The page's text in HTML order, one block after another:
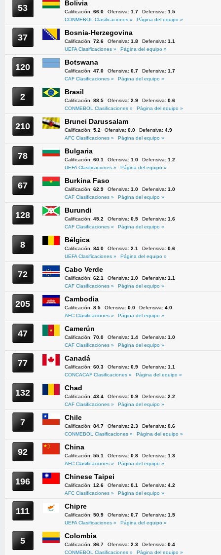
53 Bolivia
Calificación: 66.0 Ofensiva: 1.7 Defensiva: 1.5
CONMEBOL Clasificaciones »
Página del equipo »
37 Bosnia-Herzegovina
Calificación: 72.6 Ofensiva: 1.8 Defensiva: 1.1
UEFA Clasificaciones »
Página del equipo »
120 Botswana
Calificación: 47.0 Ofensiva: 0.7 Defensiva: 1.7
CAF Clasificaciones »
Página del equipo »
2 Brasil
Calificación: 88.5 Ofensiva: 2.9 Defensiva: 0.6
CONMEBOL Clasificaciones »
Página del equipo »
210 Brunei Darussalam
Calificación: 5.2 Ofensiva: 0.0 Defensiva: 4.9
AFC Clasificaciones »
Página del equipo »
78 Bulgaria
Calificación: 60.1 Ofensiva: 1.0 Defensiva: 1.2
UEFA Clasificaciones »
Página del equipo »
67 Burkina Faso
Calificación: 62.9 Ofensiva: 1.0 Defensiva: 1.0
CAF Clasificaciones »
Página del equipo »
128 Burundi
Calificación: 45.2 Ofensiva: 0.5 Defensiva: 1.6
CAF Clasificaciones »
Página del equipo »
8 Bélgica
Calificación: 84.0 Ofensiva: 2.1 Defensiva: 0.6
UEFA Clasificaciones »
Página del equipo »
72 Cabo Verde
Calificación: 62.1 Ofensiva: 1.0 Defensiva: 1.1
CAF Clasificaciones »
Página del equipo »
205 Cambodia
Calificación: 8.5 Ofensiva: 0.0 Defensiva: 4.0
AFC Clasificaciones »
Página del equipo »
47 Camerún
Calificación: 70.0 Ofensiva: 1.4 Defensiva: 1.0
CAF Clasificaciones »
Página del equipo »
77 Canadá
Calificación: 60.3 Ofensiva: 0.9 Defensiva: 1.1
CONCACAF Clasificaciones »
Página del equipo »
132 Chad
Calificación: 43.4 Ofensiva: 0.9 Defensiva: 2.2
CAF Clasificaciones »
Página del equipo »
7 Chile
Calificación: 84.7 Ofensiva: 2.3 Defensiva: 0.6
CONMEBOL Clasificaciones »
Página del equipo »
92 China
Calificación: 55.1 Ofensiva: 0.8 Defensiva: 1.3
AFC Clasificaciones »
Página del equipo »
196 Chinese Taipei
Calificación: 12.6 Ofensiva: 0.1 Defensiva: 4.2
AFC Clasificaciones »
Página del equipo »
111 Chipre
Calificación: 50.9 Ofensiva: 0.7 Defensiva: 1.5
UEFA Clasificaciones »
Página del equipo »
5 Colombia
Calificación: 86.7 Ofensiva: 2.3 Defensiva: 0.4
CONMEBOL Clasificaciones »
Página del equipo »